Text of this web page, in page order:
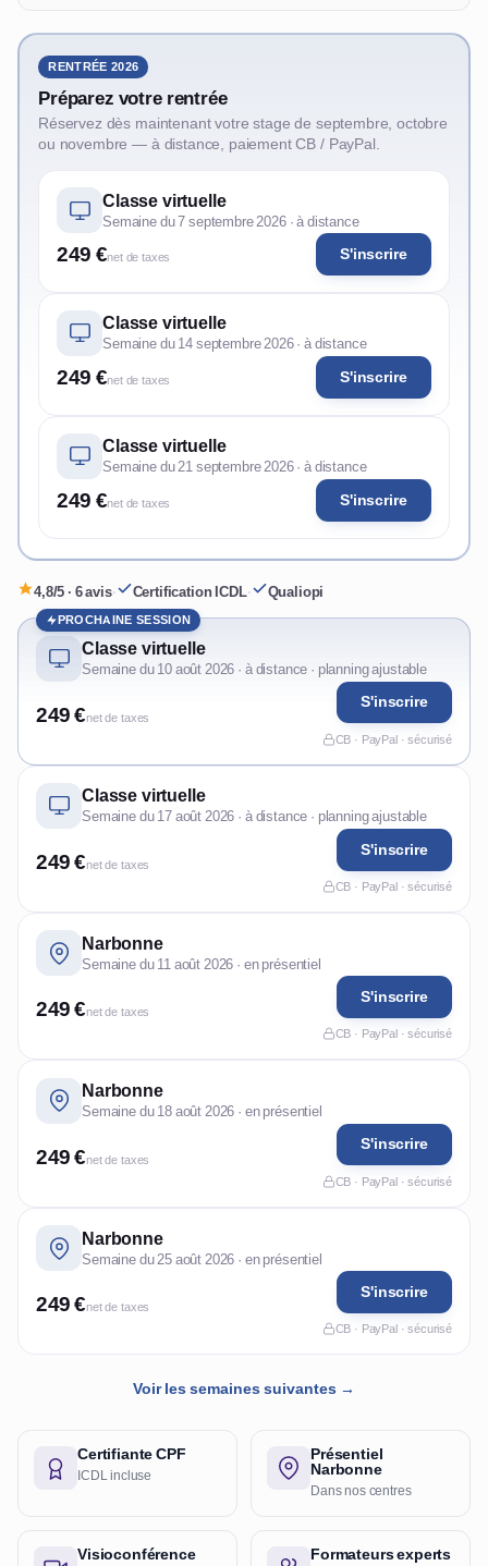
RENTRÉE 2026
Préparez votre rentrée
Réservez dès maintenant votre stage de septembre, octobre
ou novembre — à distance, paiement CB / PayPal.
Classe virtuelle
Semaine du 7 septembre 2026 · à distance
249 €net de taxes S'inscrire
Classe virtuelle
Semaine du 14 septembre 2026 · à distance
249 €net de taxes S'inscrire
Classe virtuelle
Semaine du 21 septembre 2026 · à distance
249 €net de taxes S'inscrire
4,8/5 · 6 avis· Certification ICDL· Qualiopi
PROCHAINE SESSION
Classe virtuelle
Semaine du 10 août 2026 · à distance · planning ajustable
249 €net de taxes
S'inscrire
CB · PayPal · sécurisé
Classe virtuelle
Semaine du 17 août 2026 · à distance · planning ajustable
249 €net de taxes
S'inscrire
CB · PayPal · sécurisé
Narbonne
Semaine du 11 août 2026 · en présentiel
249 €net de taxes
S'inscrire
CB · PayPal · sécurisé
Narbonne
Semaine du 18 août 2026 · en présentiel
249 €net de taxes
S'inscrire
CB · PayPal · sécurisé
Narbonne
Semaine du 25 août 2026 · en présentiel
249 €net de taxes
S'inscrire
CB · PayPal · sécurisé
Voir les semaines suivantes →
Certifiante CPF
ICDL incluse
Présentiel
Narbonne
Dans nos centres
Visioconférence Formateurs experts